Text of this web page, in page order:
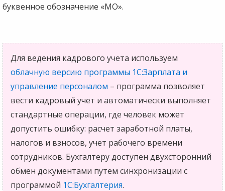
буквенное обозначение «МО».
Для ведения кадрового учета используем
облачную версию программы 1С:Зарплата и
управление персоналом – программа позволяет
вести кадровый учет и автоматически выполняет
стандартные операции, где человек может
допустить ошибку: расчет заработной платы,
налогов и взносов, учет рабочего времени
сотрудников. Бухгалтеру доступен двухсторонний
обмен документами путем синхронизации с
программой 1С:Бухгалтерия.